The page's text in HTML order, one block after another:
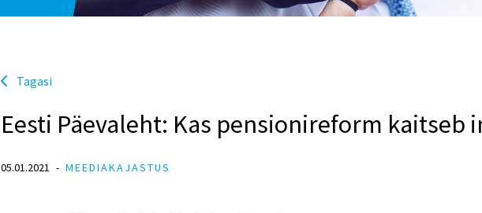
Tagasi
Eesti Päevaleht: Kas pensionireform kaitseb
05.01.2021 MEEDIAKAJASTUS